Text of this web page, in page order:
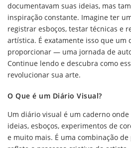
documentavam suas ideias, mas
inspiração constante. Imagine ter
registrar esboços, testar técnicas e
artística. É exatamente isso que um
proporcionar — uma jornada de
Continue lendo e descubra como
revolucionar sua arte.
O Que é um Diário Visual?
Um diário visual é um caderno
ideias, esboços, experimentos de
e muito mais. É uma combinação